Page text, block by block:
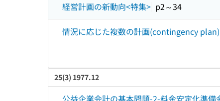
経営計画の新動向<特集> p2～34
情況に応じた複数の計画(contingency
25(3) 1977.12
公益企業会計の基本問題-2-料金安定化準備